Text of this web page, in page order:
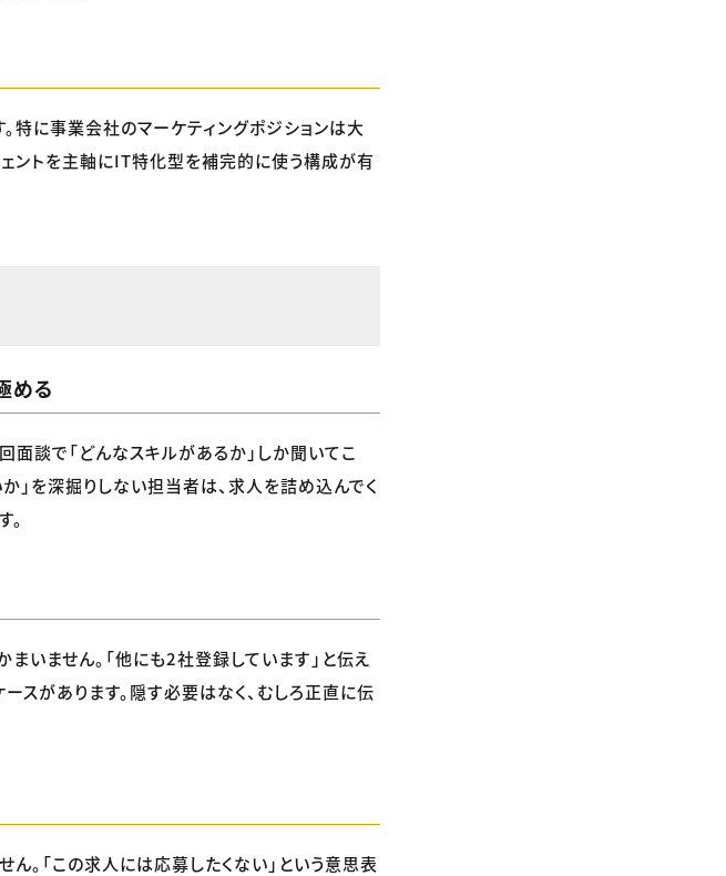
特に事業会社のマーケティングポジションは大
ントを主軸にIT特化型を補完的に使う構成が有
める
面談で「どんなスキルがあるか」しか聞いてこ
」を深掘りしない担当者は、求人を詰め込んでく
いません。「他にも2社登録しています」と伝え
スがあります。隠す必要はなく、むしろ正直に伝
。「この求人には応募したくない」という意思表